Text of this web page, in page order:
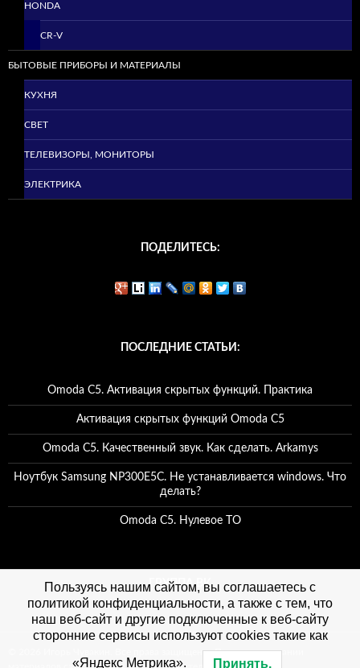
HONDA
CR-V
БЫТОВЫЕ ПРИБОРЫ И МАТЕРИАЛЫ
КУХНЯ
СВЕТ
ТЕЛЕВИЗОРЫ, МОНИТОРЫ
ЭЛЕКТРИКА
ПОДЕЛИТЕСЬ:
ПОСЛЕДНИЕ СТАТЬИ:
Omoda C5. Активация скрытых функций. Практика
Активация скрытых функций Omoda C5
Omoda C5. Качественный звук. Как сделать. Arkamys
Ноутбук Samsung NP300E5C. Не устанавливается windows. Что
делать?
Omoda C5. Нулевое ТО
ГРУППА ВК
© 2026 Игорь Чувакин. Все права защищены. При использовании
Пользуясь нашим сайтом, вы соглашаетесь с
политикой конфиденциальности, а также с тем, что
наш веб-сайт и другие подключенные к веб-сайту
сторонние сервисы используют cookies такие как
«Яндекс Метрика». Принять.